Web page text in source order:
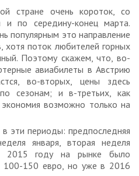
стране очень короток, со
и по середину-конец марта.
популярным это направление
хотя поток любителей горных
Поэтому скажем, что, во-
авиабилеты в Австрию
во-вторых, цены здесь
сезонам; и в-третьих, как
возможно только на
эти периоды: предпоследняя
января, вторая неделя
2015 году на рынке было
100-150 евро, но уже в 2016